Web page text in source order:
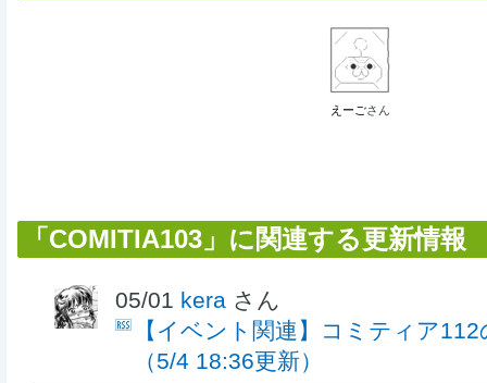
えーごさん
「COMITIA103」に関連する更新情報
05/01 kera さん
【イベント関連】コミティア
（5/4 18:36更新）